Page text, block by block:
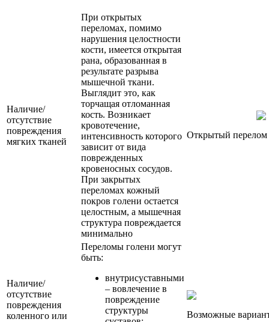
Наличие/
отсутствие
повреждения
мягких тканей
При открытых
переломах, помимо
нарушения целостности
кости, имеется открытая
рана, образованная в
результате разрыва
мышечной ткани.
Выглядит это, как
торчащая отломанная
кость. Возникает
кровотечение,
интенсивность которого
зависит от вида
поврежденных
кровеносных сосудов.
При закрытых
переломах кожный
покров голени остается
целостным, а мышечная
структура повреждается
минимально
Открытый перелом
Наличие/
отсутствие
повреждения
коленного или
Переломы голени могут
быть:
внутрисуставными
– вовлечение в
повреждение
структуры
Возможные